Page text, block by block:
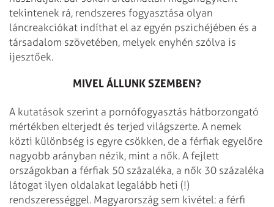
tekintenek rá, rendszeres fogyasztása olyan
láncreakciókat indíthat el az egyén pszichéjében és a
társadalom szövetében, melyek enyhén szólva is
ijesztőek.
MIVEL ÁLLUNK SZEMBEN?
A kutatások szerint a pornófogyasztás hátborzongató
mértékben elterjedt és terjed világszerte. A nemek
közti különbség is egyre csökken, de a férfiak egyelőre
nagyobb arányban nézik, mint a nők. A fejlett
országokban a férfiak 50 százaléka, a nők 30 százaléka
látogat ilyen oldalakat legalább heti (!)
rendszerességgel. Magyarország sem kivétel: a férfi